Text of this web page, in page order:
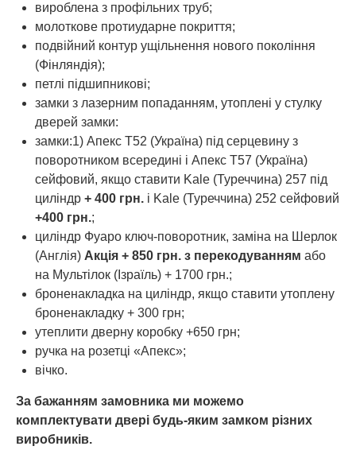
вироблена з профільних труб;
молоткове протиударне покриття;
подвійний контур ущільнення нового покоління
(Фінляндія);
петлі підшипникові;
замки з лазерним попаданням, утоплені у стулку
дверей замки:
замки:1) Апекс Т52 (Україна) під серцевину з
поворотником всередині і Апекс Т57 (Україна)
сейфовий, якщо ставити Kale (Туреччина) 257 під
циліндр + 400 грн. і Kale (Туреччина) 252 сейфовий
+400 грн.;
циліндр Фуаро ключ-поворотник, заміна на Шерлок
(Англія) Акція + 850 грн. з перекодуванням або
на Мультілок (Ізраїль) + 1700 грн.;
броненакладка на циліндр, якщо ставити утоплену
броненакладку + 300 грн;
утеплити дверну коробку +650 грн;
ручка на розетці «Апекс»;
вічко.
За бажанням замовника ми можемо
комплектувати двері будь-яким замком різних
виробників.